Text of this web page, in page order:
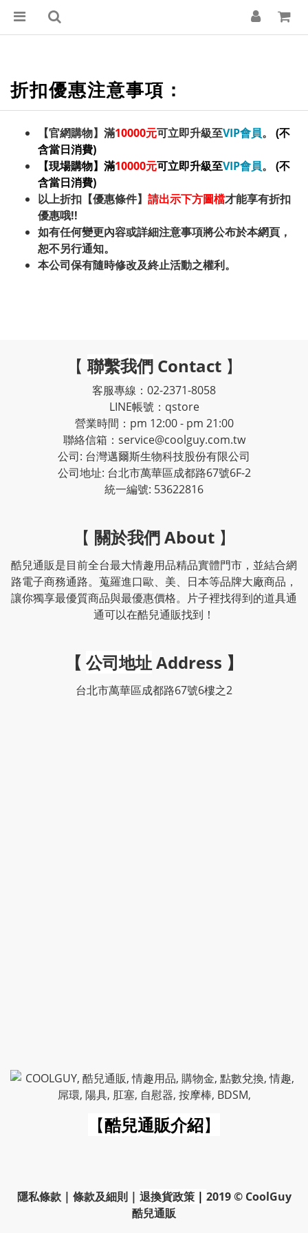
折扣優惠注意事項：
【官網購物】滿10000元可立即升級至VIP會員。 (不
含當日消費)
【現場購物】滿10000元可立即升級至VIP會員。
(不
含當日消費)
以上折扣【優惠條件】 請出示下方圖檔才能享有折扣
優惠哦!!
如有任何變更內容或詳細注意事項將公布於本網頁，
恕不另行通知。
本公司保有隨時修改及終止活動之權利。
【 聯繫我們 Contact 】
客服專線：02-2371-8058
LINE帳號：qstore
營業時間：pm 12:00 - pm 21:00
聯絡信箱：service@coolguy.com.tw
公司: 台灣邁爾斯生物科技股份有限公司
公司地址: 台北市萬華區成都路67號6F-2
統一編號: 53622816
【 關於我們 About 】
酷兒通販是目前全台最大情趣用品精品實體門市，並結合網
路電子商務通路。蒐羅進口歐、美、日本等品牌大廠商品，
讓你獨享最優質商品與最優惠價格。片子裡找得到的道具通
通可以在酷兒通販找到！
【 公司地址Address 】
台北市萬華區成都路67號6樓之2
【酷兒通販介紹】
隱私條款| 條款及細則| 退換貨政策 | 2019 © CoolGuy
酷兒通販